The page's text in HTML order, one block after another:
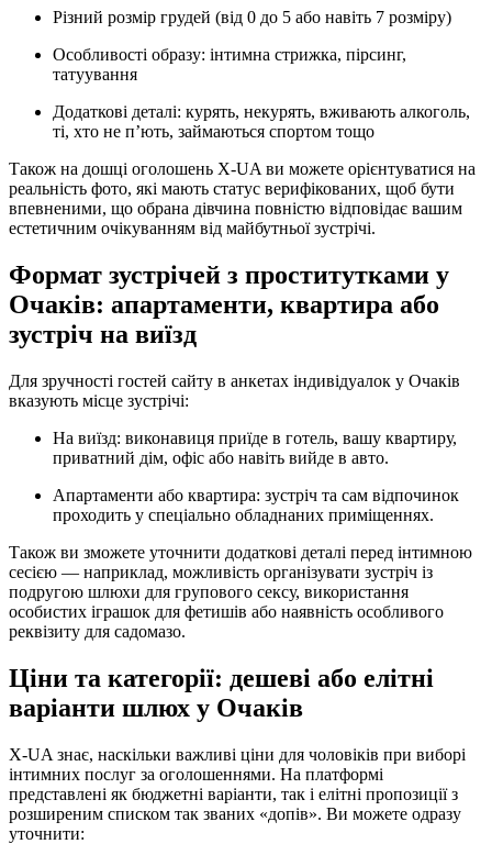
Різний розмір грудей (від 0 до 5 або навіть 7 розміру)
Особливості образу: інтимна стрижка, пірсинг,
татуування
Додаткові деталі: курять, некурять, вживають алкоголь,
ті, хто не п’ють, займаються спортом тощо
Також на дошці оголошень X-UA ви можете орієнтуватися на
реальність фото, які мають статус верифікованих, щоб бути
впевненими, що обрана дівчина повністю відповідає вашим
естетичним очікуванням від майбутньої зустрічі.
Формат зустрічей з проститутками у
Очаків: апартаменти, квартира або
зустріч на виїзд
Для зручності гостей сайту в анкетах індивідуалок у Очаків
вказують місце зустрічі:
На виїзд: виконавиця приїде в готель, вашу квартиру,
приватний дім, офіс або навіть вийде в авто.
Апартаменти або квартира: зустріч та сам відпочинок
проходить у спеціально обладнаних приміщеннях.
Також ви зможете уточнити додаткові деталі перед інтимною
сесією — наприклад, можливість організувати зустріч із
подругою шлюхи для групового сексу, використання
особистих іграшок для фетишів або наявність особливого
реквізиту для садомазо.
Ціни та категорії: дешеві або елітні
варіанти шлюх у Очаків
X-UA знає, наскільки важливі ціни для чоловіків при виборі
інтимних послуг за оголошеннями. На платформі
представлені як бюджетні варіанти, так і елітні пропозиції з
розширеним списком так званих «допів». Ви можете одразу
уточнити: